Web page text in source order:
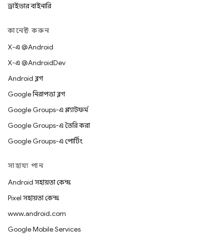
ড্রাইভার বাইনারি
কানেক্ট করুন
X-এ @Android
X-এ @AndroidDev
Android ব্লগ
Google নিরাপত্তা ব্লগ
Google Groups-এ প্ল্যাটফর্ম
Google Groups-এ তৈরি করা
Google Groups-এ পোর্টিং
সাহায্য পান
Android সহায়তা কেন্দ্র
Pixel সহায়তা কেন্দ্র
www.android.com
Google Mobile Services